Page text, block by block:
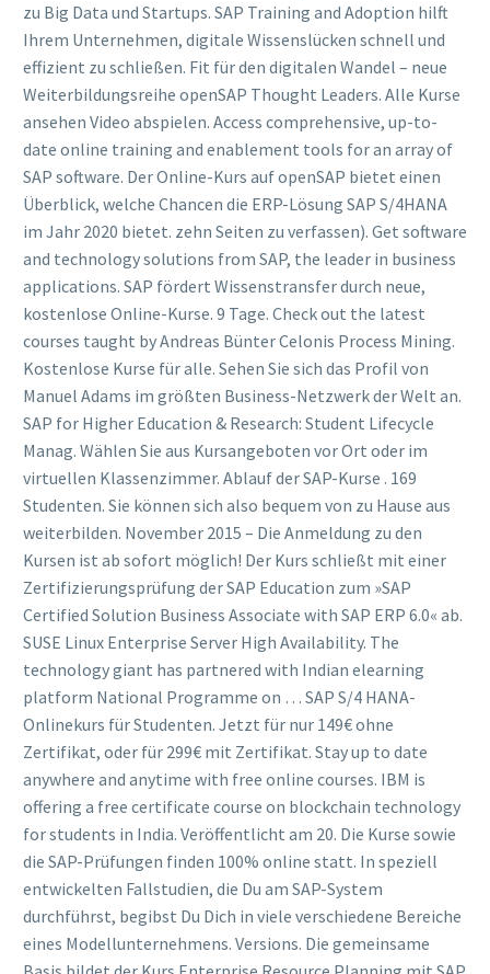
zu Big Data und Startups. SAP Training and Adoption hilft
Ihrem Unternehmen, digitale Wissenslücken schnell und
effizient zu schließen. Fit für den digitalen Wandel – neue
Weiterbildungsreihe openSAP Thought Leaders. Alle Kurse
ansehen Video abspielen. Access comprehensive, up-to-
date online training and enablement tools for an array of
SAP software. Der Online-Kurs auf openSAP bietet einen
Überblick, welche Chancen die ERP-Lösung SAP S/4HANA
im Jahr 2020 bietet. zehn Seiten zu verfassen). Get software
and technology solutions from SAP, the leader in business
applications. SAP fördert Wissenstransfer durch neue,
kostenlose Online-Kurse. 9 Tage. Check out the latest
courses taught by Andreas Bünter Celonis Process Mining.
Kostenlose Kurse für alle. Sehen Sie sich das Profil von
Manuel Adams im größten Business-Netzwerk der Welt an.
SAP for Higher Education & Research: Student Lifecycle
Manag. Wählen Sie aus Kursangeboten vor Ort oder im
virtuellen Klassenzimmer. Ablauf der SAP-Kurse . 169
Studenten. Sie können sich also bequem von zu Hause aus
weiterbilden. November 2015 – Die Anmeldung zu den
Kursen ist ab sofort möglich! Der Kurs schließt mit einer
Zertifizierungsprüfung der SAP Education zum »SAP
Certified Solution Business Associate with SAP ERP 6.0« ab.
SUSE Linux Enterprise Server High Availability. The
technology giant has partnered with Indian elearning
platform National Programme on … SAP S/4 HANA-
Onlinekurs für Studenten. Jetzt für nur 149€ ohne
Zertifikat, oder für 299€ mit Zertifikat. Stay up to date
anywhere and anytime with free online courses. IBM is
offering a free certificate course on blockchain technology
for students in India. Veröffentlicht am 20. Die Kurse sowie
die SAP-Prüfungen finden 100% online statt. In speziell
entwickelten Fallstudien, die Du am SAP-System
durchführst, begibst Du Dich in viele verschiedene Bereiche
eines Modellunternehmens. Versions. Die gemeinsame